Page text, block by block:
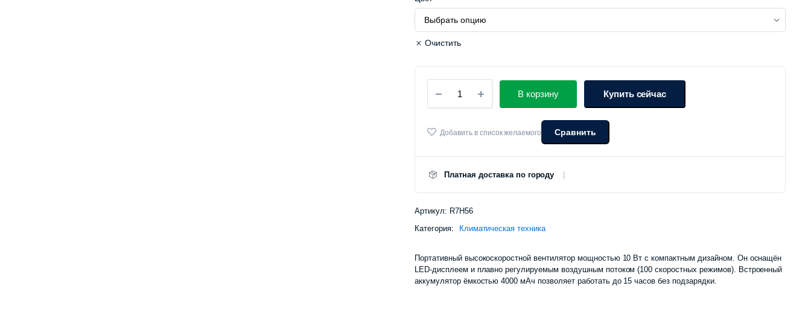
275
000 сум.
000 сум.
Очистить
вентилятор
Solove
High
количество
В корзину Купить сейчас
Добавить в список желаемого Сравнить
Платная доставка по городу
Артикул: R7H56
Категория:
Климатическая техника
Портативный высокоскоростной вентилятор мощностью 10 Вт с компактным дизайном. Он оснащён
LED‑дисплеем и плавно регулируемым воздушным потоком (100 скоростных режимов). Встроенный
аккумулятор ёмкостью 4000 мАч позволяет работать до 15 часов без подзарядки.